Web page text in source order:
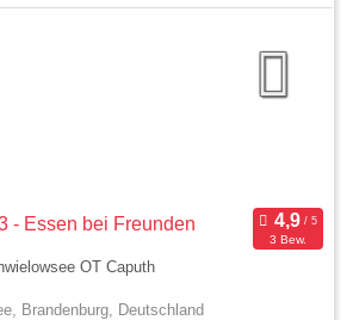
- Essen bei Freunden
3 Bew.
OT Caputh
Brandenburg, Deutschland